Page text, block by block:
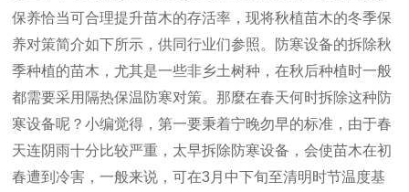
保养恰当可合理提升苗木的存活率，现将秋植苗木的冬季保
养对策简介如下所示，供同行业们参照。防寒设备的拆除秋
季种植的苗木，尤其是一些非乡土树种，在秋后种植时一般
都需要采用隔热保温防寒对策。那麼在春天何时拆除这种防
寒设备呢？小编觉得，第一要秉着宁晚勿早的标准，由于春
天连阴雨十分比较严重，太早拆除防寒设备，会使苗木在初
春遭到冷害，一般来说，可在3月中下旬至清明时节温度基